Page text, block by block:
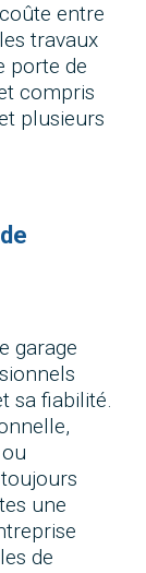
entre
travaux
porte de
compris
plusieurs
garage
sa fiabilité.
une
de